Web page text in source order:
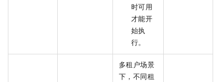
时可用
才能开
始执
行。
多租户场景
下，不同租